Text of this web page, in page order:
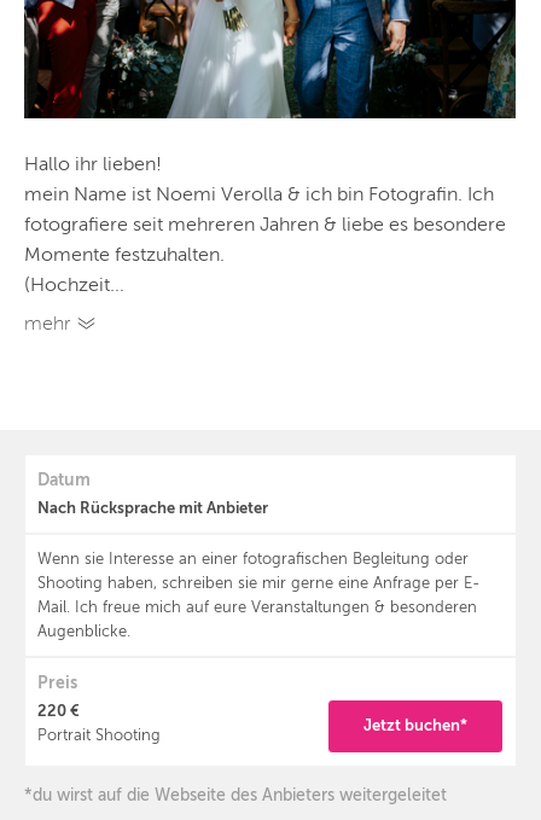
Hallo ihr lieben!
mein Name ist Noemi Verolla & ich bin Fotografin. Ich
fotografiere seit mehreren Jahren & liebe es besondere
Momente festzuhalten.
(Hochzeit...
mehr
Datum
Nach Rücksprache mit Anbieter
Wenn sie Interesse an einer fotografischen Begleitung oder
Shooting haben, schreiben sie mir gerne eine Anfrage per E-
Mail. Ich freue mich auf eure Veranstaltungen & besonderen
Augenblicke.
Preis
220 €
Portrait Shooting
Jetzt buchen*
*du wirst auf die Webseite des Anbieters weitergeleitet